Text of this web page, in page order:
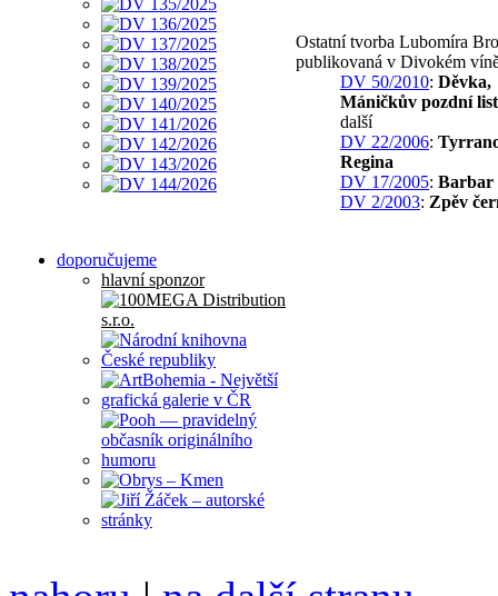
doporučujeme
hlavní sponzor
Ostatní tvorba Lubomíra
publikovaná v Divokém
DV 50/2010: Děvka,
Máničkův pozdní
další
DV 22/2006:
Regina
DV 17/2005: Barbar
DV 2/2003: Zpěv